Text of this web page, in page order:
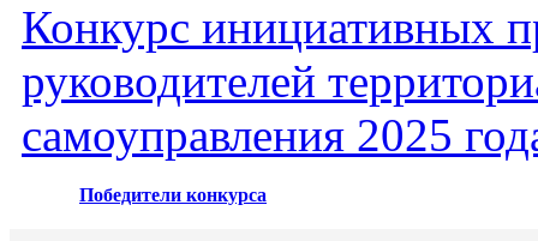
Конкурс инициативных
руководителей
самоуправления 2025
Победители конкурса